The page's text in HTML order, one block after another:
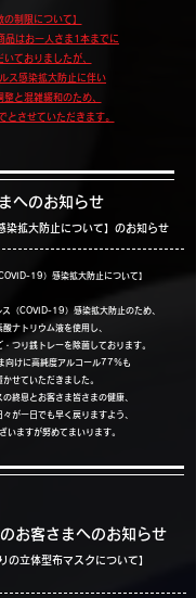
の制限について】
品はお一人さま1本までに
いておりましたが、
ス感染拡大防止に伴い
整と混雑緩和のため、
とさせていただきます。
お客さまへのお知らせ
の立体型布マスクについて】
へのお知らせ
染拡大防止について】のお知らせ
19）感染拡大防止について】
（COVID-19）感染拡大防止のため、
ナトリウム液を使用し、
・つり銭トレーを除菌しております。
向けに高純度アルコール77%も
かせていただきました。
終息とお客さま皆さまの健康、
が一日でも早く戻りますよう、
いますが努めてまいります。